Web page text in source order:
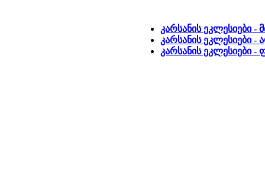
კარსანის ეკლესიები -
კარსანის ეკლესიები
კარსანის ეკლესიები